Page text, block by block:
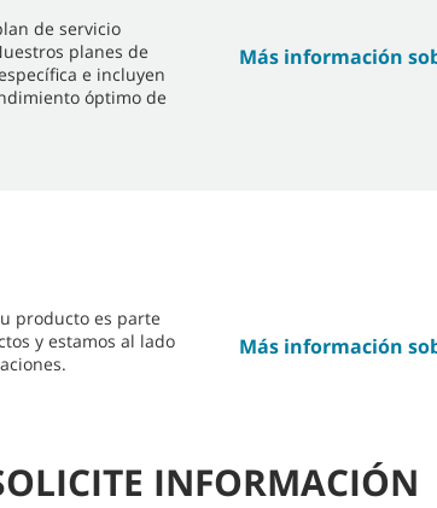
de servicio
planes de
e incluyen
óptimo de
Más información
producto es parte
y estamos al lado
Más información
INFORMACIÓN